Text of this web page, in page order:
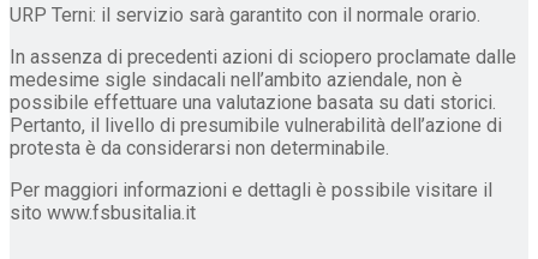
URP Terni: il servizio sarà garantito con il normale orario.
In assenza di precedenti azioni di sciopero proclamate dalle
medesime sigle sindacali nell’ambito aziendale, non è
possibile effettuare una valutazione basata su dati storici.
Pertanto, il livello di presumibile vulnerabilità dell’azione di
protesta è da considerarsi non determinabile.
Per maggiori informazioni e dettagli è possibile visitare il
sito www.fsbusitalia.it